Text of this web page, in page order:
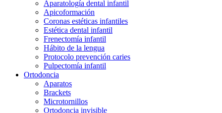
Aparatología dental infantil
Apicoformación
Coronas estéticas infantiles
Estética dental infantil
Frenectomía infantil
Hábito de la lengua
Protocolo prevención caries
Pulpectomía infantil
Ortodoncia
Aparatos
Brackets
Microtornillos
Ortodoncia invisible